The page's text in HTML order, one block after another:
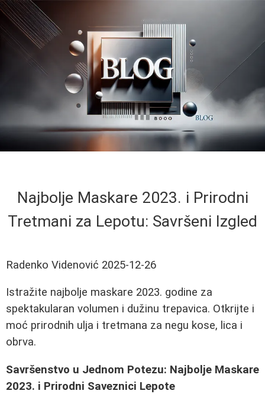
Najbolje Maskare 2023. i Prirodni
Tretmani za Lepotu: Savršeni Izgled
Radenko Videnović 2025-12-26
Istražite najbolje maskare 2023. godine za
spektakularan volumen i dužinu trepavica. Otkrijte i
moć prirodnih ulja i tretmana za negu kose, lica i
obrva.
Savršenstvo u Jednom Potezu: Najbolje Maskare
2023. i Prirodni Saveznici Lepote